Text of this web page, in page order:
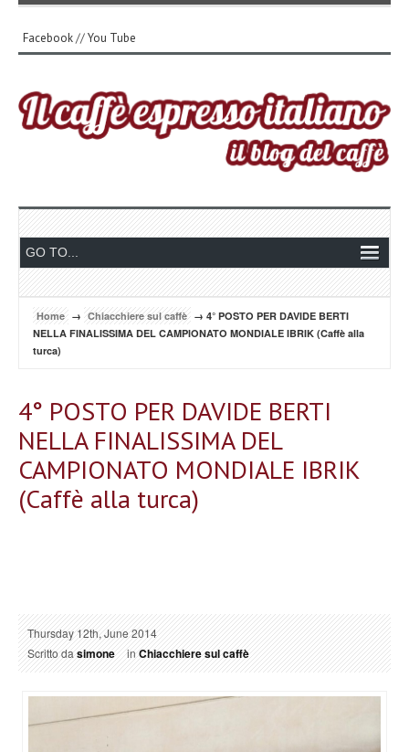
Facebook//You Tube
Home → Chiacchiere sul caffè → 4° POSTO PER DAVIDE BERTI
NELLA FINALISSIMA DEL CAMPIONATO MONDIALE IBRIK (Caffè alla
turca)
4° POSTO PER DAVIDE BERTI
NELLA FINALISSIMA DEL
CAMPIONATO MONDIALE IBRIK
(Caffè alla turca)
Thursday 12th, June 2014
Scritto dasimone inChiacchiere sul caffè